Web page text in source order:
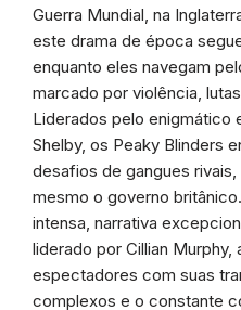
Guerra Mundial, na
este drama de época
enquanto eles navegam
marcado por violência,
Liderados pelo enigmático
Shelby, os Peaky Blinders
desafios de gangues
mesmo o governo
intensa, narrativa
liderado por Cillian Murphy,
espectadores com suas
complexos e o constante